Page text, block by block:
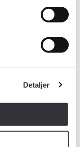
Detaljer